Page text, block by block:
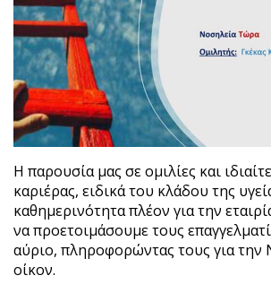
Η παρουσία μας σε ομιλίες και
καριέρας, ειδικά του κλάδου της
καθημερινότητα πλέον για την
να προετοιμάσουμε τους
αύριο, πληροφορώντας τους για την
οίκον.